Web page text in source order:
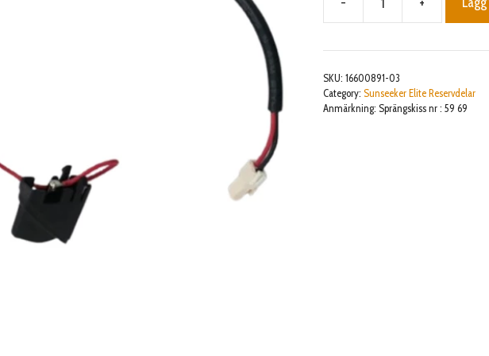
harness
module
mängd
SKU: 16600891-03
Category: Sunseeker Elite Reservdelar
Anmärkning: Sprängskiss nr : 59 69